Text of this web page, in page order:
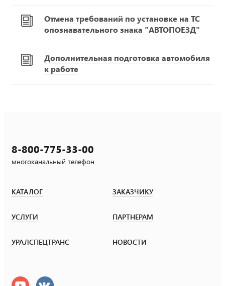
Отмена требований по установке на ТС
опознавательного знака "АВТОПОЕЗД"
Дополнительная подготовка автомобиля
к работе
8-800-775-33-00
многоканальный телефон
КАТАЛОГ ЗАКАЗЧИКУ
УСЛУГИ ПАРТНЕРАМ
УРАЛСПЕЦТРАНС НОВОСТИ